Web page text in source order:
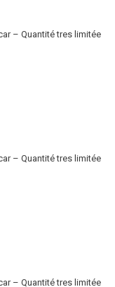
– Quantité tres limitée
– Quantité tres limitée
– Quantité tres limitée